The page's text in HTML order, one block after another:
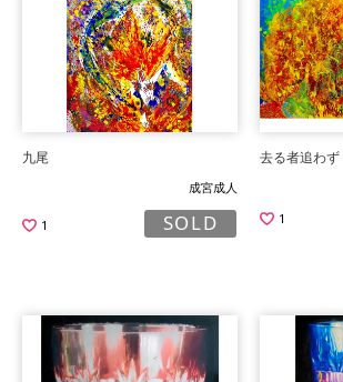
九尾
成宮成人
1 SOLD
去る者追わず
1